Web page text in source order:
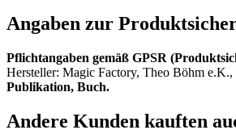
Angaben zur
Pflichtangaben gemäß GPSR
Hersteller: Magic Factory, Theo Böhm
Publikation, Buch.
Andere Kunden kauften